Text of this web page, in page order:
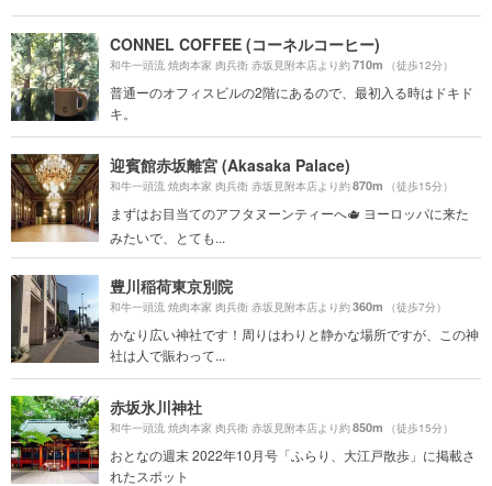
CONNEL COFFEE (コーネルコーヒー)
和牛一頭流 焼肉本家 肉兵衛 赤坂見附本店より約710m （徒歩12分）
普通ーのオフィスビルの2階にあるので、最初入る時はドキド
キ。
迎賓館赤坂離宮 (Akasaka Palace)
和牛一頭流 焼肉本家 肉兵衛 赤坂見附本店より約870m （徒歩15分）
まずはお目当てのアフタヌーンティーへ🫖 ヨーロッパに来た
みたいで、とても...
豊川稲荷東京別院
和牛一頭流 焼肉本家 肉兵衛 赤坂見附本店より約360m （徒歩7分）
かなり広い神社です！周りはわりと静かな場所ですが、この神
社は人で賑わって...
赤坂氷川神社
和牛一頭流 焼肉本家 肉兵衛 赤坂見附本店より約850m （徒歩15分）
おとなの週末 2022年10月号「ふらり、大江戸散歩」に掲載さ
れたスポット